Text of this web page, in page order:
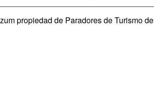
propiedad de Paradores de Turismo de